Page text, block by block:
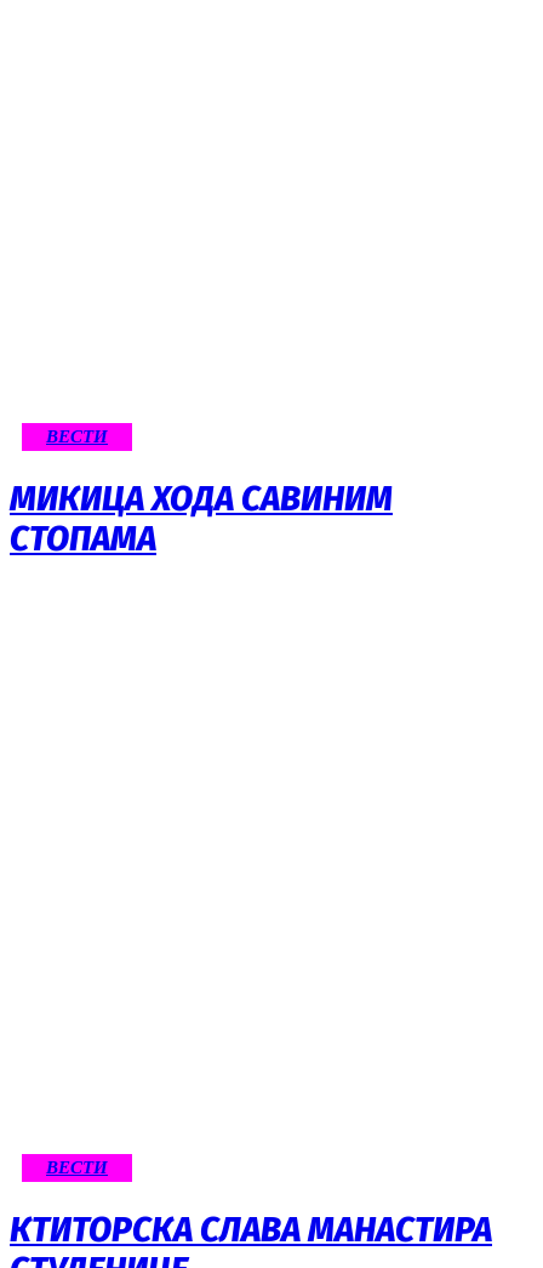
ВЕСТИ
МИКИЦА ХОДА САВИНИМ
СТОПАМА
ВЕСТИ
КТИТОРСКА СЛАВА МАНАСТИРА